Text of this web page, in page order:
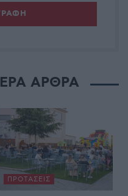
ΑΡΘΡΑ
ΠΡΟΤΆΣΕΙΣ